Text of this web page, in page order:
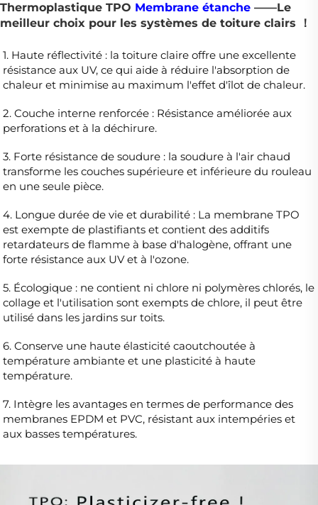
Thermoplastique TPO Membrane étanche ——Le
meilleur choix pour les systèmes de toiture clairs ！
1. Haute réflectivité : la toiture claire offre une excellente
résistance aux UV, ce qui aide à réduire l'absorption de
chaleur et minimise au maximum l'effet d'îlot de chaleur.
2. Couche interne renforcée : Résistance améliorée aux
perforations et à la déchirure.
3. Forte résistance de soudure : la soudure à l'air chaud
transforme les couches supérieure et inférieure du rouleau
en une seule pièce.
4. Longue durée de vie et durabilité : La membrane TPO
est exempte de plastifiants et contient des additifs
retardateurs de flamme à base d'halogène, offrant une
forte résistance aux UV et à l'ozone.
5. Écologique : ne contient ni chlore ni polymères chlorés, le
collage et l'utilisation sont exempts de chlore, il peut être
utilisé dans les jardins sur toits.
6. Conserve une haute élasticité caoutchoutée à
température ambiante et une plasticité à haute
température.
7. Intègre les avantages en termes de performance des
membranes EPDM et PVC, résistant aux intempéries et
aux basses températures.